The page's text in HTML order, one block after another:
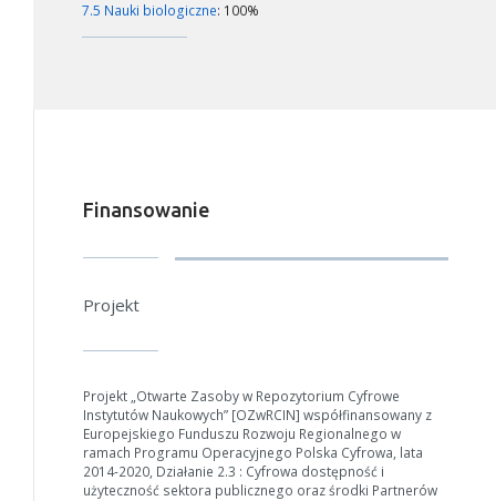
7.5 Nauki biologiczne: 100%
Finansowanie
Projekt
Projekt „Otwarte Zasoby w Repozytorium Cyfrowe
Instytutów Naukowych” [OZwRCIN] współfinansowany z
Europejskiego Funduszu Rozwoju Regionalnego w
ramach Programu Operacyjnego Polska Cyfrowa, lata
2014-2020, Działanie 2.3 : Cyfrowa dostępność i
użyteczność sektora publicznego oraz środki Partnerów